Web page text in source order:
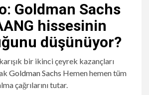
Goldman Sachs
hissesinin
düşünüyor?
bir ikinci çeyrek kazançları
Goldman Sachs Hemen hemen tüm
çağrılarını tutar.